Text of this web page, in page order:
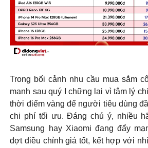
Trong bối cảnh nhu cầu mua sắm
mạnh sau quý I chững lại vì tâm lý
thời điểm vàng để người tiêu dùng
chi phí tối ưu. Đáng chú ý, nhiều
Samsung hay Xiaomi đang đẩy
đợt điều chỉnh giá tốt, kết hợp với